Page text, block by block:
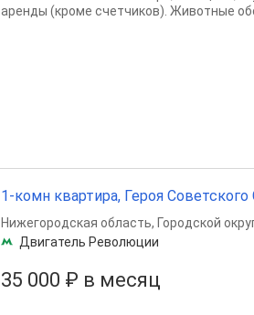
аренды (кроме счетчиков). Животные
1-комн квартира, Героя
35 000 ₽ в месяц
Нижегородская область, Городской
Двигатель Революции